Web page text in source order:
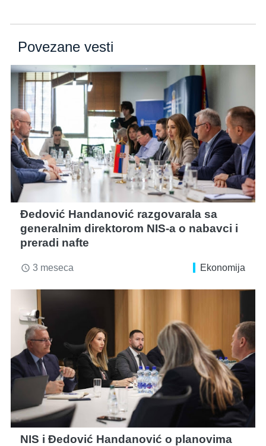
Povezane vesti
Đedović Handanović razgovarala sa
generalnim direktorom NIS-a o nabavci i
preradi nafte
access_time 3 meseca Ekonomija
NIS i Đedović Handanović o planovima